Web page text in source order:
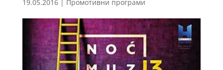
19.05.2016| Промотивни програми